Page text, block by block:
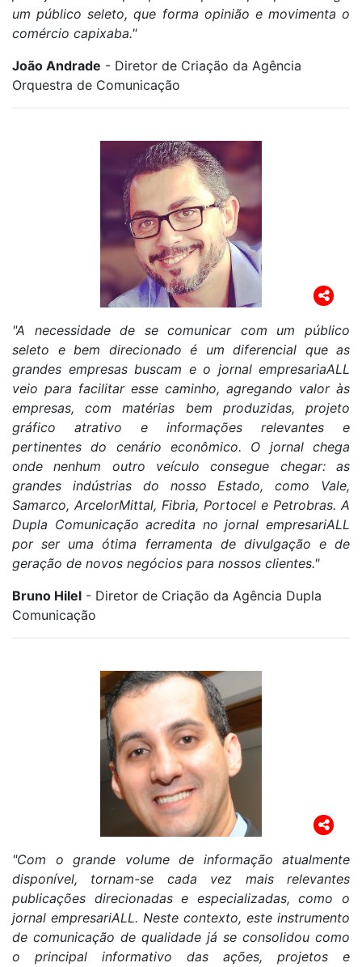
um público seleto, que forma opinião e movimenta o
comércio capixaba."
João Andrade - Diretor de Criação da Agência
Orquestra de Comunicação
"A necessidade de se comunicar com um público
seleto e bem direcionado é um diferencial que as
grandes empresas buscam e o jornal empresariaALL
veio para facilitar esse caminho, agregando valor às
empresas, com matérias bem produzidas, projeto
gráfico atrativo e informações relevantes e
pertinentes do cenário econômico. O jornal chega
onde nenhum outro veículo consegue chegar: as
grandes indústrias do nosso Estado, como Vale,
Samarco, ArcelorMittal, Fibria, Portocel e Petrobras. A
Dupla Comunicação acredita no jornal empresariALL
por ser uma ótima ferramenta de divulgação e de
geração de novos negócios para nossos clientes."
Bruno Hilel - Diretor de Criação da Agência Dupla
Comunicação
"Com o grande volume de informação atualmente
disponível, tornam-se cada vez mais relevantes
publicações direcionadas e especializadas, como o
jornal empresariALL. Neste contexto, este instrumento
de comunicação de qualidade já se consolidou como
o principal informativo das ações, projetos e